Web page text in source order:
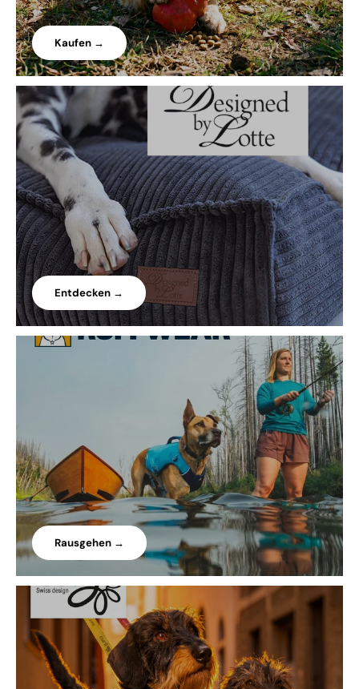
Kaufen →
Entdecken →
Rausgehen →